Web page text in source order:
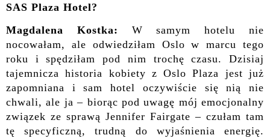
SAS Plaza Hotel?
Magdalena Kostka: W samym hotelu nie
nocowałam, ale odwiedziłam Oslo w marcu tego
roku i spędziłam pod nim trochę czasu. Dzisiaj
tajemnicza historia kobiety z Oslo Plaza jest już
zapomniana i sam hotel oczywiście się nią nie
chwali, ale ja – biorąc pod uwagę mój emocjonalny
związek ze sprawą Jennifer Fairgate – czułam tam
tę specyficzną, trudną do wyjaśnienia energię.